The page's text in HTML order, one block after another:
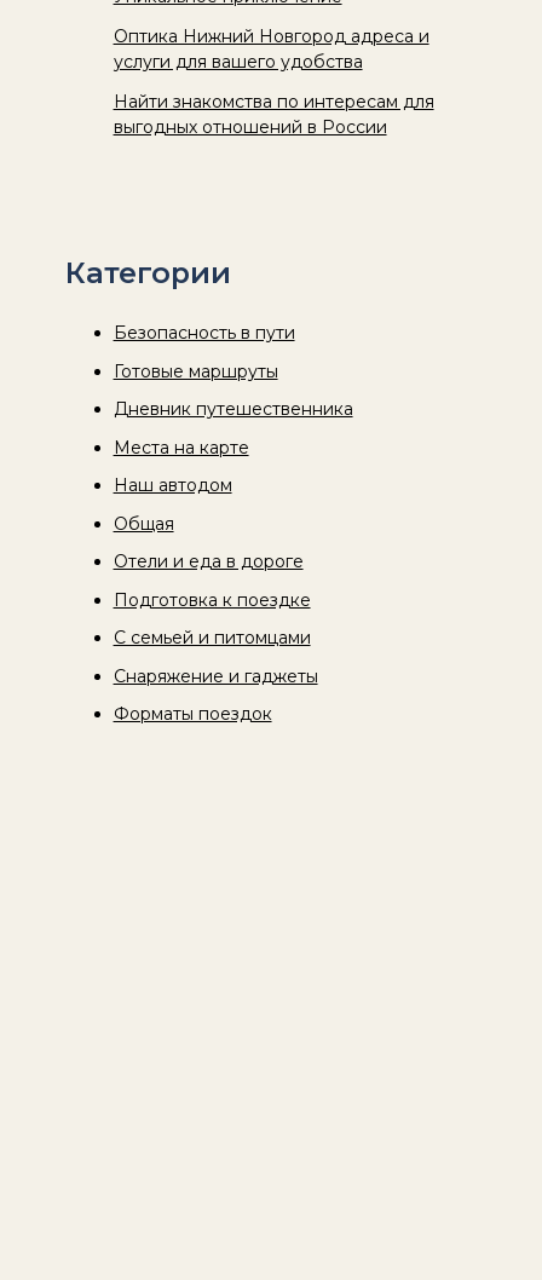
Оптика Нижний Новгород адреса и
услуги для вашего удобства
Найти знакомства по интересам для
выгодных отношений в России
Категории
Безопасность в пути
Готовые маршруты
Дневник путешественника
Места на карте
Наш автодом
Общая
Отели и еда в дороге
Подготовка к поездке
С семьей и питомцами
Снаряжение и гаджеты
Форматы поездок